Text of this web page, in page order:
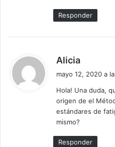
Responder
Alicia
i
e
:
mayo 12, 2020 a
Hola! Una duda,
origen de el
estándares de
mismo?
Responder